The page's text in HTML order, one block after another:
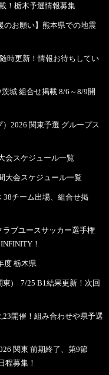
！栃木予選情報募集
のお願い】熊本県での地震
時更新！情報お待ちしてい
城 組合せ掲載 8/6～8/9開
2026 関東予選 グループス
会スケジュール一覧
大会スケジュール一覧
38チーム出場、組合せ掲
ブユースサッカー選手権
！
度 栃木県
東) 7/25 B1結果更新！次回
開催！組み合わせや県予選
関東 前期終了、第9節
程募集！